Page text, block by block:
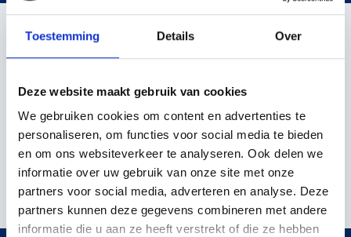
Toestemming Details Over
Deze website maakt gebruik van cookies
We gebruiken cookies om content en advertenties te
personaliseren, om functies voor social media te bieden
en om ons websiteverkeer te analyseren. Ook delen we
informatie over uw gebruik van onze site met onze
partners voor social media, adverteren en analyse. Deze
partners kunnen deze gegevens combineren met andere
informatie die u aan ze heeft verstrekt of die ze hebben
Home Husqvarna kwaliteit
HUSQVARNA KWALITEIT
Filter Sorteer